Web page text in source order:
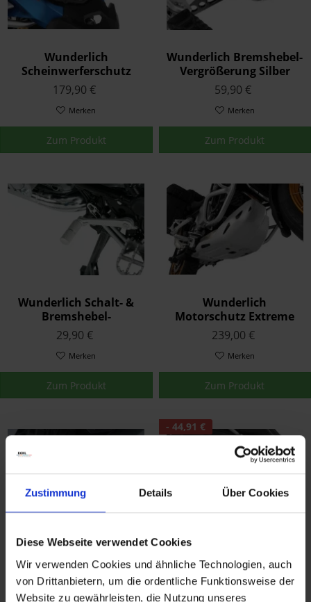
Zustimmung Details Über Cookies
Diese Webseite verwendet Cookies
Wir verwenden Cookies und ähnliche Technologien, auch
von Drittanbietern, um die ordentliche Funktionsweise der
Website zu gewährleisten, die Nutzung unseres
Wunderlich
Scheinwerferschutz
klappbar Clear Schwarz
F850 GS Adventure ab
'19
179,90 €
Merken
Zum Produkt
Wunderlich Bremshebel-
Vergrößerung Silber
59,90 €
Merken
Zum Produkt
Wunderlich Schalt- &
Bremshebel-
Vergrößerung Silber
29,90 €
Merken
Zum Produkt
Wunderlich
Motorschutz Extreme
(EURO4) K80/81/82
239,00 €
Merken
Zum Produkt
Wunderlich Umrüstkit
auf LED-
Zusatzscheinwerfer
Microflooter
299,00 €
- 44,91 €
Wunderlich Auspuff
Hitzeschutz Schwarz
89,90 €
44,99 €